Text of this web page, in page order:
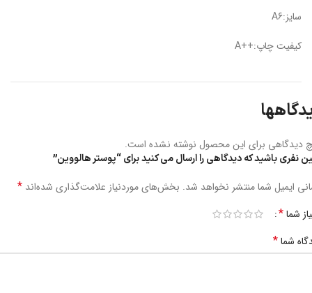
سایز:A6
کیفیت چاپ:++A
دیدگاهی برای این محصول نوشته نشده است.
نفری باشید که دیدگاهی را ارسال می کنید برای “پوستر هالووین”
ایمیل شما منتشر نخواهد شد. بخش‌های موردنیاز علامت‌گذاری شده‌اند *
شما*
شما*